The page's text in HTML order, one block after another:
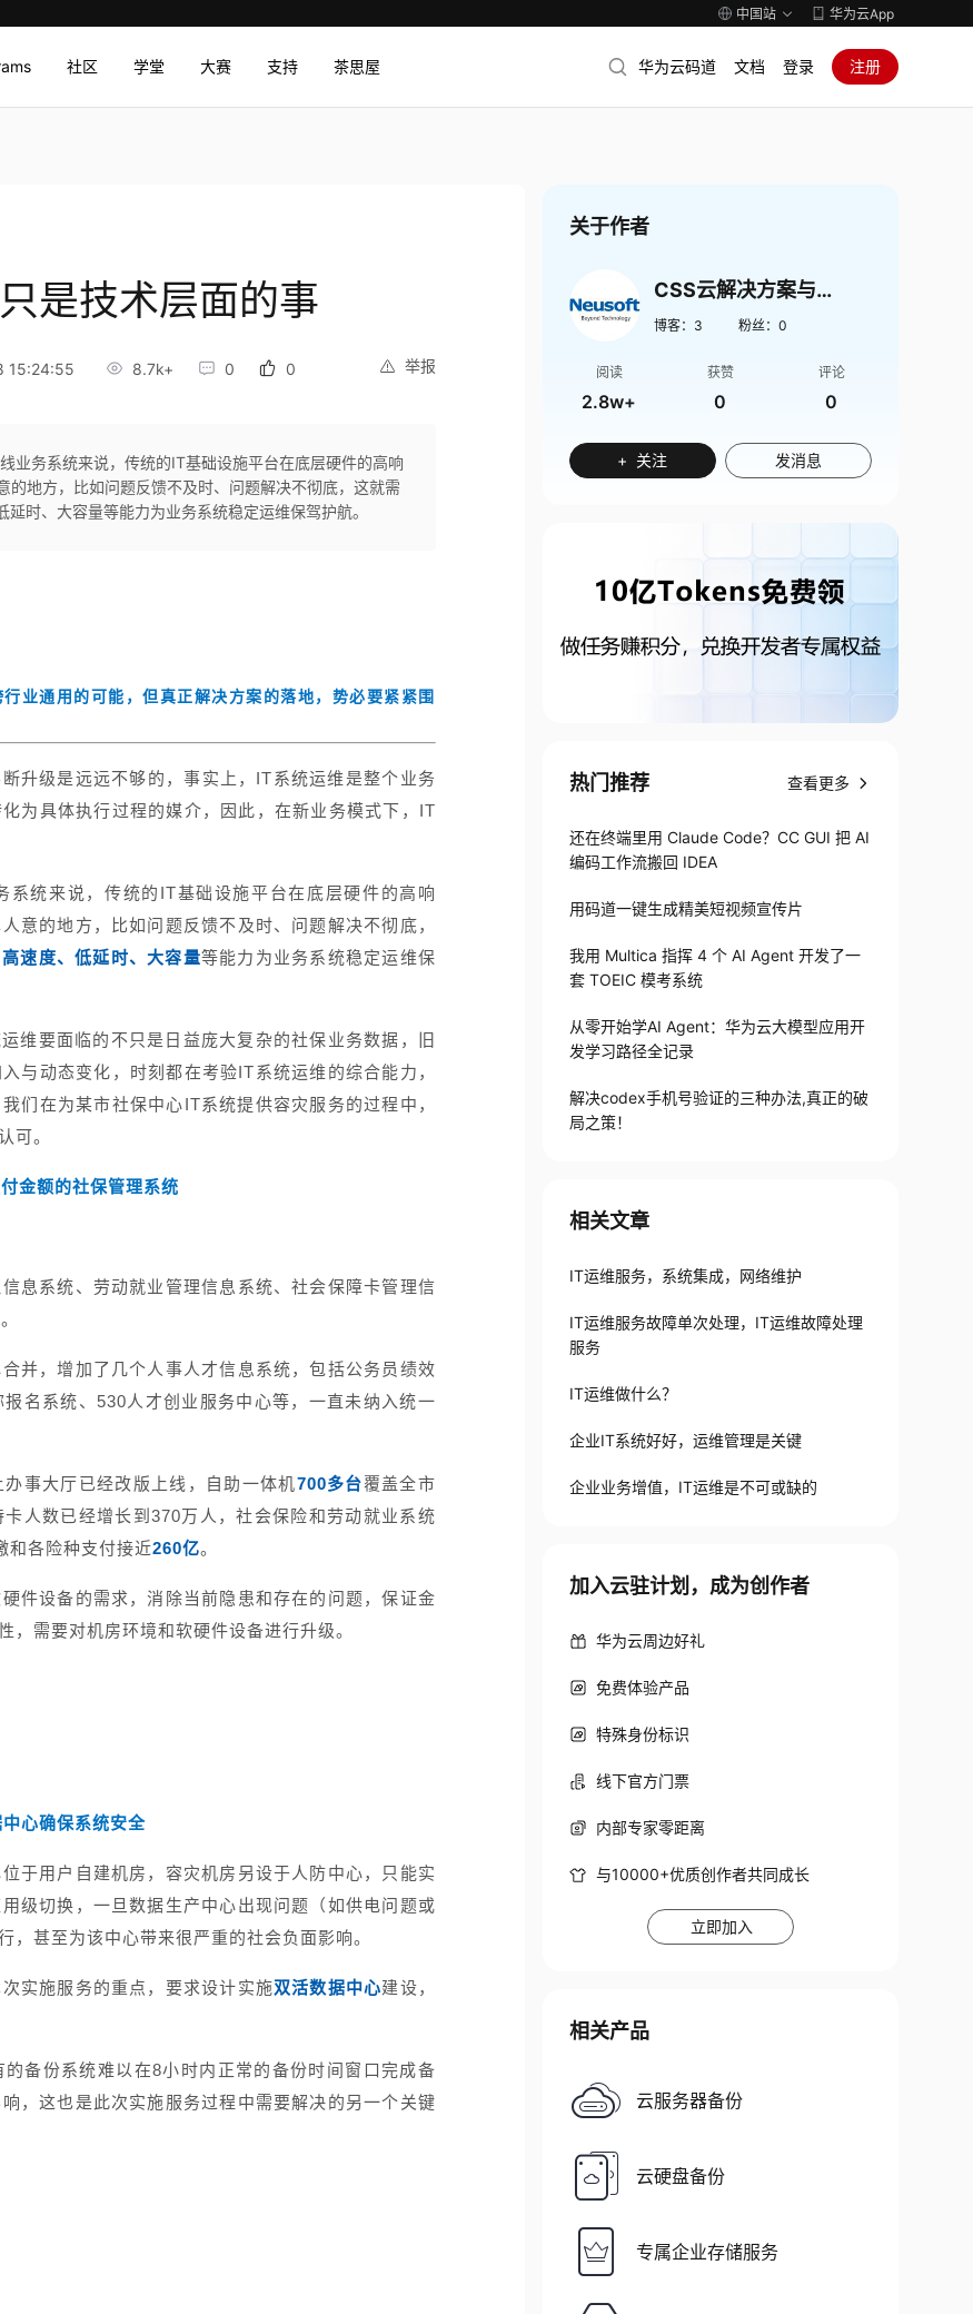
中国站 华为云App
社区 学堂 大赛 支持 茶思屋 华为云码道 文档 登录 注册
是技术层面的事
举报
15:24:55 8.7k+ 0 0
业务系统来说，传统的IT基础设施平台在底层硬件的高响
地方，比如问题反馈不及时、问题解决不彻底，这就需
时、大容量等能力为业务系统稳定运维保驾护航。
业通用的可能，但真正解决方案的落地，势必要紧紧围
升级是远远不够的，事实上，IT系统运维是整个业务
为具体执行过程的媒介，因此，在新业务模式下，IT
统来说，传统的IT基础设施平台在底层硬件的高响
意的地方，比如问题反馈不及时、问题解决不彻底，
速度、低延时、大容量等能力为业务系统稳定运维保
维要面临的不只是日益庞大复杂的社保业务数据，旧
与动态变化，时刻都在考验IT系统运维的综合能力，
们在为某市社保中心IT系统提供容灾服务的过程中，
可。
金额的社保管理系统
息系统、劳动就业管理信息系统、社会保障卡管理信
并，增加了几个人事人才信息系统，包括公务员绩效
名系统、530人才创业服务中心等，一直未纳入统一
事大厅已经改版上线，自助一体机700多台覆盖全市
人数已经增长到370万人，社会保险和劳动就业系统
和各险种支付接近260亿。
件设备的需求，消除当前隐患和存在的问题，保证金
需要对机房环境和软硬件设备进行升级。
心确保系统安全
于用户自建机房，容灾机房另设于人防中心，只能实
级切换，一旦数据生产中心出现问题（如供电问题或
甚至为该中心带来很严重的社会负面影响。
实施服务的重点，要求设计实施双活数据中心建设，
备份系统难以在8小时内正常的备份时间窗口完成备
，这也是此次实施服务过程中需要解决的另一个关键
关于作者
CSS云解决方案与服务
博客： 3 粉丝： 0
阅读
2.8w+
获赞
0
评论
0
+ 关注 发消息
热门推荐 查看更多
还在终端里用 Claude Code？CC GUI 把 AI
编码工作流搬回 IDEA
用码道一键生成精美短视频宣传片
我用 Multica 指挥 4 个 AI Agent 开发了一
套 TOEIC 模考系统
从零开始学AI Agent：华为云大模型应用开
发学习路径全记录
解决codex手机号验证的三种办法,真正的破
局之策！
相关文章
IT运维服务，系统集成，网络维护
IT运维服务故障单次处理，IT运维故障处理
服务
IT运维做什么？
企业IT系统好好，运维管理是关键
企业业务增值，IT运维是不可或缺的
加入云驻计划，成为创作者
华为云周边好礼
免费体验产品
特殊身份标识
线下官方门票
内部专家零距离
与10000+优质创作者共同成长
立即加入
相关产品
云服务器备份
云硬盘备份
专属企业存储服务